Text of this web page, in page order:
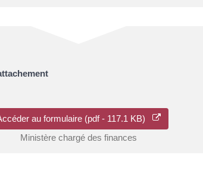
au formulaire (pdf - 117.1 KB)
Ministère chargé des finances